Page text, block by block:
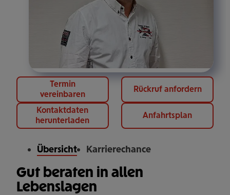
Termin
vereinbaren
Rückruf anfordern
Kontaktdaten
herunterladen
Anfahrtsplan
Übersicht Karrierechance
Gut beraten in allen
Lebenslagen